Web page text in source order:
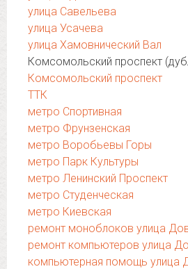
улица Савельева
улица Усачева
улица Хамовнический Вал
Комсомольский проспект
Комсомольский проспект
ТТК
метро Спортивная
метро Фрунзенская
метро Воробьевы Горы
метро Парк Культуры
метро Ленинский Проспект
метро Студенческая
метро Киевская
ремонт моноблоков улица
ремонт компьютеров улица
компьютерная помощь улица